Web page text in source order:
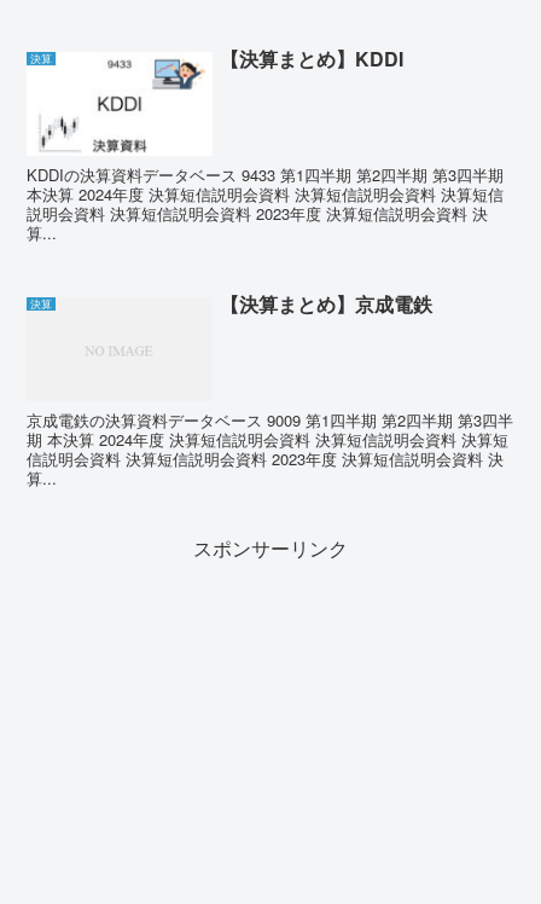
決算 【決算まとめ】KDDI
KDDIの決算資料データベース 9433 第1四半期 第2四半期 第3四半期
本決算 2024年度 決算短信説明会資料 決算短信説明会資料 決算短信
説明会資料 決算短信説明会資料 2023年度 決算短信説明会資料 決
算...
決算 【決算まとめ】京成電鉄
京成電鉄の決算資料データベース 9009 第1四半期 第2四半期 第3四半
期 本決算 2024年度 決算短信説明会資料 決算短信説明会資料 決算短
信説明会資料 決算短信説明会資料 2023年度 決算短信説明会資料 決
算...
スポンサーリンク